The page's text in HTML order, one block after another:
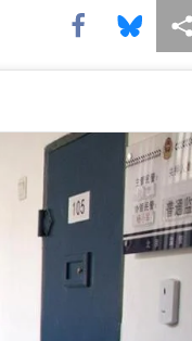
Share this via Facebook
Share this via